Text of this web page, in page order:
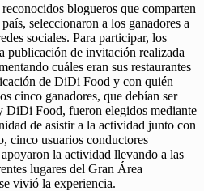
blogueros que comparten
seleccionaron a los ganadores a
sociales. Para participar, los
publicación de invitación realizada
cuáles eran sus restaurantes
de DiDi Food y con quién
cinco ganadores, que debían ser
DiDi Food, fueron elegidos mediante
de asistir a la actividad junto con
cinco usuarios conductores
la actividad llevando a las
lugares del Gran Área
vivió la experiencia.